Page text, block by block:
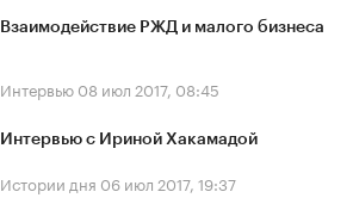
Взаимодействие РЖД и малого бизнеса
Интервью 08 июл 2017, 08:45
Интервью с Ириной Хакамадой
Истории дня 06 июл 2017, 19:37